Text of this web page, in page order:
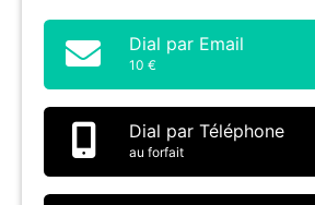
Dial par Email
10 €
Dial par Téléphone
au forfait